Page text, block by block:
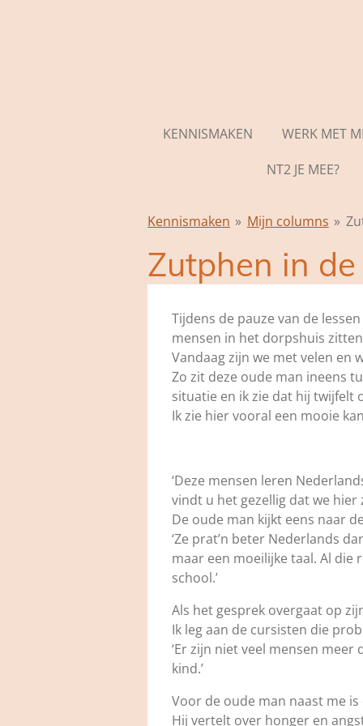
KENNISMAKEN
WERK MET
NT2 JE MEE?
Kennismaken » Mijn columns »
Zutphen in
Tijdens de pauze van de
mensen in het dorpshuis
Vandaag zijn we met velen en
Zo zit deze oude man ineens
situatie en ik zie dat hij twijfelt
Ik zie hier vooral een mooie
‘Deze mensen leren
vindt u het gezellig dat we hier
De oude man kijkt eens naar
‘Ze prat’n beter Nederlands
maar een moeilijke taal. Al die
school.’
Als het gesprek overgaat op
Ik leg aan de cursisten die
‘Er zijn niet veel mensen
kind.’
Voor de oude man naast me
Hij vertelt over honger en